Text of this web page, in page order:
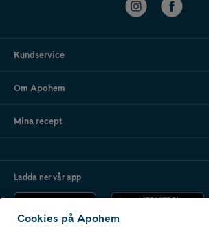
Kundservice
Om Apohem
Mina recept
Ladda ner vår app
Cookies på Apohem